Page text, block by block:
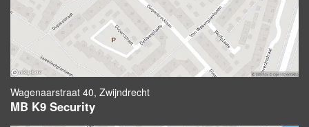
Wagenaarstraat 40, Zwijndrecht
MB K9 Security